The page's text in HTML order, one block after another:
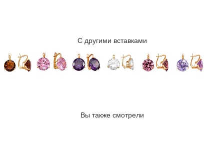
С другими вставками
Вы также смотрели